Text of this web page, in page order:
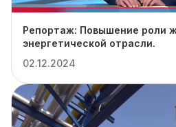
Репортаж: Повышение роли
энергетической отрасли.
02.12.2024